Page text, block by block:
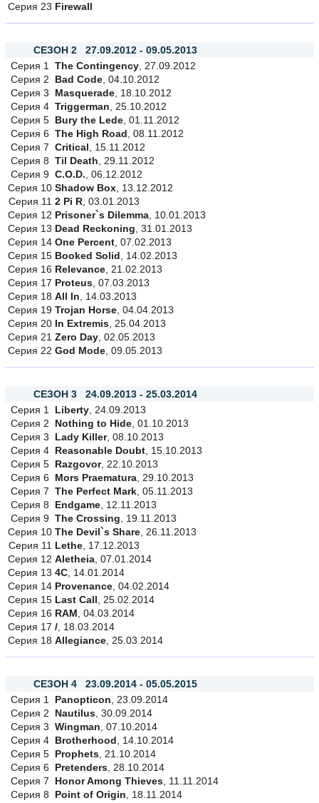
Серия 23 Firewall
СЕЗОН 2 27.09.2012 - 09.05.2013
Серия 1
The Contingency , 27.09.2012
Серия 2
Bad Code , 04.10.2012
Серия 3
Masquerade , 18.10.2012
Серия 4 Triggerman , 25.10.2012
Серия 5 Bury the Lede , 01.11.2012
Серия 6 The High Road , 08.11.2012
Серия 7 Critical , 15.11.2012
Серия 8 Til Death , 29.11.2012
Серия 9 C.O.D. , 06.12.2012
Серия 10 Shadow Box , 13.12.2012
Серия 11 2 Pi R , 03.01.2013
Серия 12 Prisoner`s Dilemma , 10.01.2013
Серия 13 Dead Reckoning , 31.01.2013
Серия 14 One Percent , 07.02.2013
Серия 15 Booked Solid , 14.02.2013
Серия 16 Relevance , 21.02.2013
Серия 17 Proteus , 07.03.2013
Серия 18 All In , 14.03.2013
Серия 19 Trojan Horse , 04.04.2013
Серия 20 In Extremis , 25.04.2013
Серия 21 Zero Day , 02.05.2013
Серия 22 God Mode , 09.05.2013
СЕЗОН 3 24.09.2013 - 25.03.2014
Серия 1
Liberty , 24.09.2013
Серия 2
Nothing to Hide , 01.10.2013
Серия 3
Lady Killer, 08.10.2013
Серия 4 Reasonable Doubt , 15.10.2013
Серия 5 Razgovor, 22.10.2013
Серия 6
Mors Praematura , 29.10.2013
Серия 7 The Perfect Mark , 05.11.2013
Серия 8
Endgame , 12.11.2013
Серия 9 The Crossing , 19.11.2013
Серия 10 The Devil`s Share , 26.11.2013
Серия 11 Lethe , 17.12.2013
Серия 12 Aletheia , 07.01.2014
Серия 13 4C , 14.01.2014
Серия 14 Provenance , 04.02.2014
Серия 15 Last Call , 25.02.2014
Серия 16 RAM , 04.03.2014
Серия 17 / , 18.03.2014
Серия 18 Allegiance , 25.03.2014
СЕЗОН 4 23.09.2014 - 05.05.2015
Серия 1
Panopticon , 23.09.2014
Серия 2
Nautilus , 30.09.2014
Серия 3 Wingman , 07.10.2014
Серия 4 Brotherhood , 14.10.2014
Серия 5 Prophets , 21.10.2014
Серия 6
Pretenders , 28.10.2014
Серия 7
Honor Among Thieves , 11.11.2014
Серия 8
Point of Origin , 18.11.2014